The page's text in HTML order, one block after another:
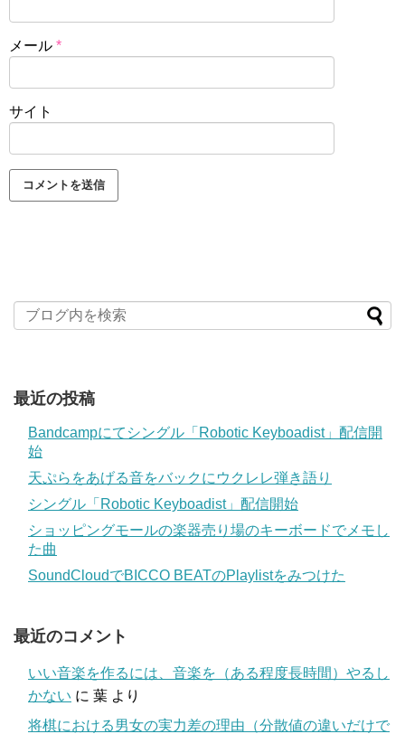
メール *
サイト
最近の投稿
Bandcampにてシングル「Robotic Keyboadist」配信開
始
天ぷらをあげる音をバックにウクレレ弾き語り
シングル「Robotic Keyboadist」配信開始
ショッピングモールの楽器売り場のキーボードでメモし
た曲
SoundCloudでBICCO BEATのPlaylistをみつけた
最近のコメント
いい音楽を作るには、音楽を（ある程度長時間）やるし
かない に 葉 より
将棋における男女の実力差の理由（分散値の違いだけで